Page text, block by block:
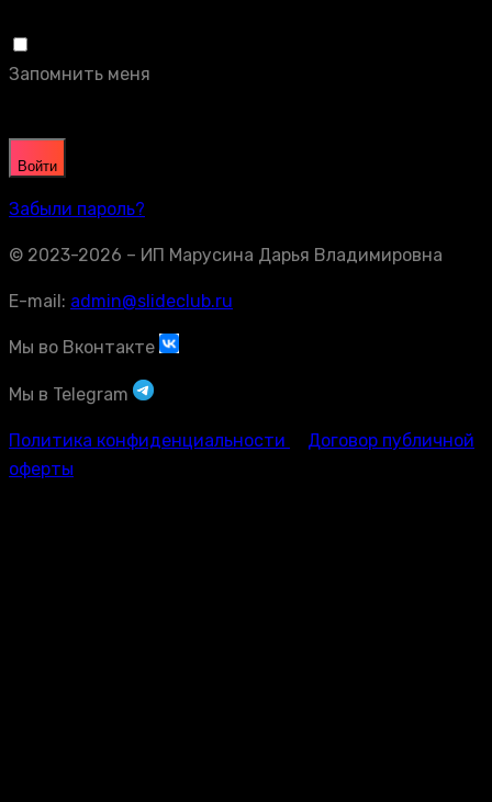
Запомнить меня
Войти
Забыли пароль?
© 2023-2026 – ИП Марусина Дарья Владимировна
E-mail: admin@slideclub.ru
Мы во Вконтакте
Мы в Telegram
Политика конфиденциальности
Договор публичной
оферты